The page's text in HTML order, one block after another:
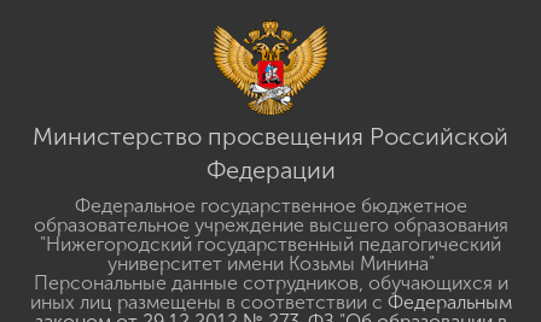
Министерство просвещения Российской
Федерации
Федеральное государственное бюджетное
образовательное учреждение высшего образования
"Нижегородский государственный педагогический
университет имени Козьмы Минина"
Персональные данные сотрудников, обучающихся и
иных лиц размещены в соответствии с Федеральным